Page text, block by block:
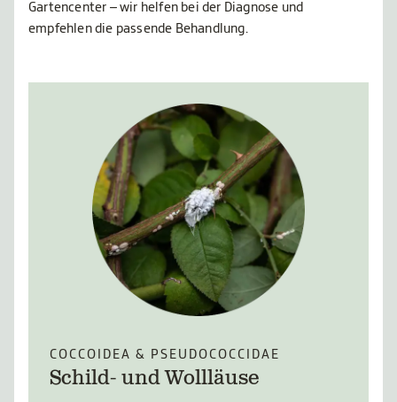
Gartencenter – wir helfen bei der Diagnose und
empfehlen die passende Behandlung.
COCCOIDEA & PSEUDOCOCCIDAE
Schild- und Wollläuse